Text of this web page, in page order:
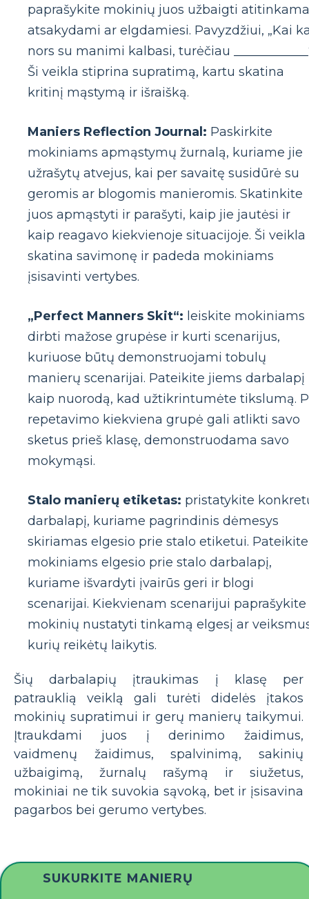
paprašykite mokinių juos užbaigti
atsakydami ar elgdamiesi. Pavyzdžiui, „Kai
nors su manimi kalbasi, turėčiau
Ši veikla stiprina supratimą, kartu skatina
kritinį mąstymą ir išraišką.
Maniers Reflection Journal: Paskirkite
mokiniams apmąstymų žurnalą, kuriame jie
užrašytų atvejus, kai per savaitę susidūrė su
geromis ar blogomis manieromis. Skatinkite
juos apmąstyti ir parašyti, kaip jie jautėsi ir
kaip reagavo kiekvienoje situacijoje. Ši veikla
skatina savimonę ir padeda mokiniams
įsisavinti vertybes.
„Perfect Manners Skit“: leiskite mokiniams
dirbti mažose grupėse ir kurti scenarijus,
kuriuose būtų demonstruojami tobulų
manierų scenarijai. Pateikite jiems darbalapį
kaip nuorodą, kad užtikrintumėte tikslumą.
repetavimo kiekviena grupė gali atlikti savo
sketus prieš klasę, demonstruodama savo
mokymąsi.
Stalo manierų etiketas: pristatykite
darbalapį, kuriame pagrindinis dėmesys
skiriamas elgesio prie stalo etiketui. Pateikite
mokiniams elgesio prie stalo darbalapį,
kuriame išvardyti įvairūs geri ir blogi
scenarijai. Kiekvienam scenarijui paprašykite
mokinių nustatyti tinkamą elgesį ar
kurių reikėtų laikytis.
Šių darbalapių įtraukimas į klasę per
patrauklią veiklą gali turėti didelės įtakos
mokinių supratimui ir gerų manierų taikymui.
Įtraukdami juos į derinimo žaidimus,
vaidmenų žaidimus, spalvinimą, sakinių
užbaigimą, žurnalų rašymą ir siužetus,
mokiniai ne tik suvokia sąvoką, bet ir įsisavina
pagarbos bei gerumo vertybes.
SUKURKITE MANIERŲ